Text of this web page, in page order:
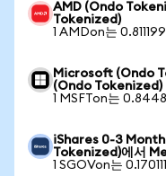
AMD (Ondo
Tokenized)
1 AMDon는
Microsoft (Ondo
(Ondo Tokenized)
1 MSFTon는
iShares 0-3
Tokenized)에서
1 SGOVon는